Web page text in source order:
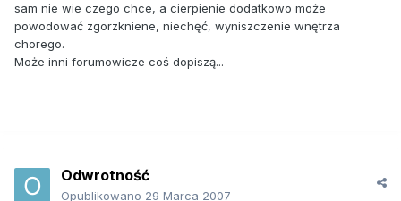
sam nie wie czego chce, a cierpienie dodatkowo może
powodować zgorzkniene, niechęć, wyniszczenie wnętrza
chorego.
Może inni forumowicze coś dopiszą...
Odwrotność
Opublikowano 29 Marca 2007